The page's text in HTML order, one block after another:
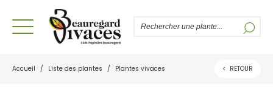
Accueil / Liste des plantes / Plantes vivaces < RETOUR